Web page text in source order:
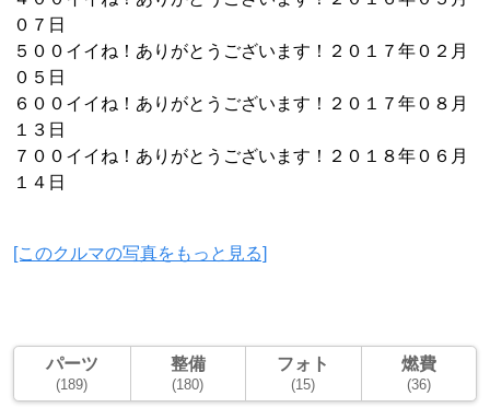
０７日
５００イイね！ありがとうございます！２０１７年０２月
０５日
６００イイね！ありがとうございます！２０１７年０８月
１３日
７００イイね！ありがとうございます！２０１８年０６月
１４日
[このクルマの写真をもっと見る]
パーツ
(189)
整備
(180)
フォト
(15)
燃費
(36)